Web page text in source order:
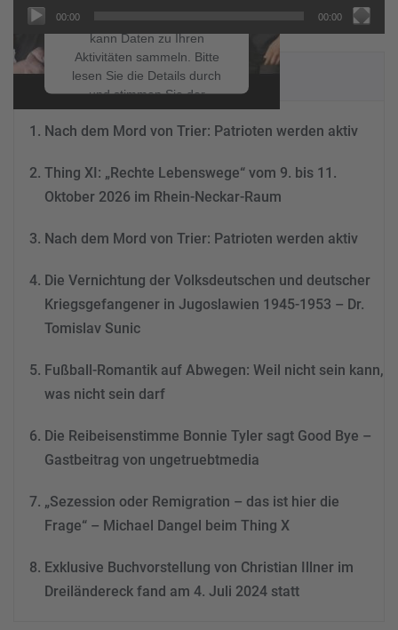
einzubetten. Dieser Service
kann Daten zu Ihren
Aktivitäten sammeln. Bitte
lesen Sie die Details durch
und stimmen Sie der
Nutzung des Service zu, um
dieses Video anzusehen.
Mehr Informationen
Consent Management
&
00:00 00:00
NEUESTE BEITRÄGE
Nach dem Mord von Trier: Patrioten werden aktiv
Thing XI: „Rechte Lebenswege“ vom 9. bis 11.
Oktober 2026 im Rhein-Neckar-Raum
Nach dem Mord von Trier: Patrioten werden aktiv
Die Vernichtung der Volksdeutschen und deutscher
Kriegsgefangener in Jugoslawien 1945-1953 – Dr.
Tomislav Sunic
Fußball-Romantik auf Abwegen: Weil nicht sein kann,
was nicht sein darf
Die Reibeisenstimme Bonnie Tyler sagt Good Bye –
Gastbeitrag von ungetruebtmedia
„Sezession oder Remigration – das ist hier die
Frage“ – Michael Dangel beim Thing X
Exklusive Buchvorstellung von Christian Illner im
Dreiländereck fand am 4. Juli 2024 statt